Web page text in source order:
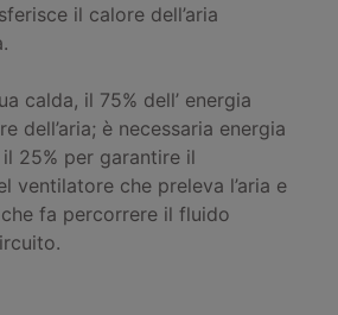
il calore dell’aria
calda, il 75% dell’ energia
dell’aria; è necessaria energia
25% per garantire il
ventilatore che preleva l’aria e
fa percorrere il fluido